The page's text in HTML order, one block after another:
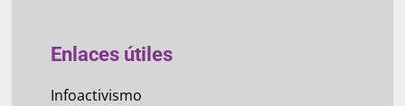
Enlaces útiles
Infoactivismo